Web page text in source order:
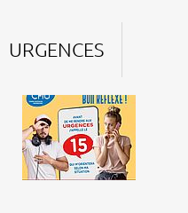
URGENCES